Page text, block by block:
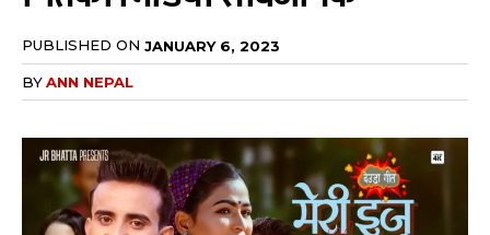
PUBLISHED ON JANUARY 6, 2023
BYANN NEPAL